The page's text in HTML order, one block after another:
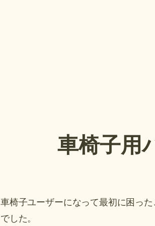
車椅子用
車椅子ユーザーになって最初に困っ
でした。